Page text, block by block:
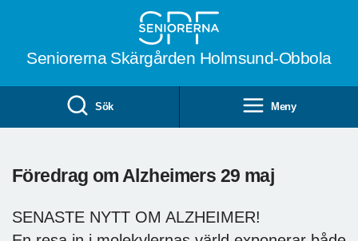
Seniorerna Skärgården Holmsund-Obbola
Sök Meny
Föredrag om Alzheimers 29 maj
SENASTE NYTT OM ALZHEIMER!